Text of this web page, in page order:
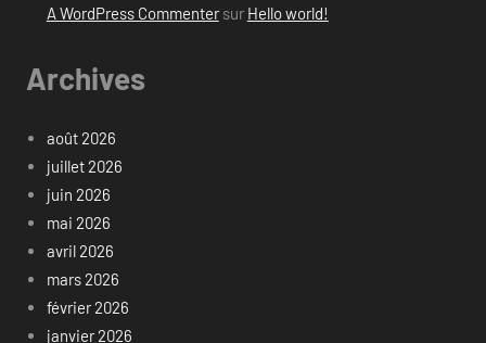
A WordPress Commentersur Hello world!
Archives
août 2026
juillet 2026
juin 2026
mai 2026
avril 2026
mars 2026
février 2026
janvier 2026